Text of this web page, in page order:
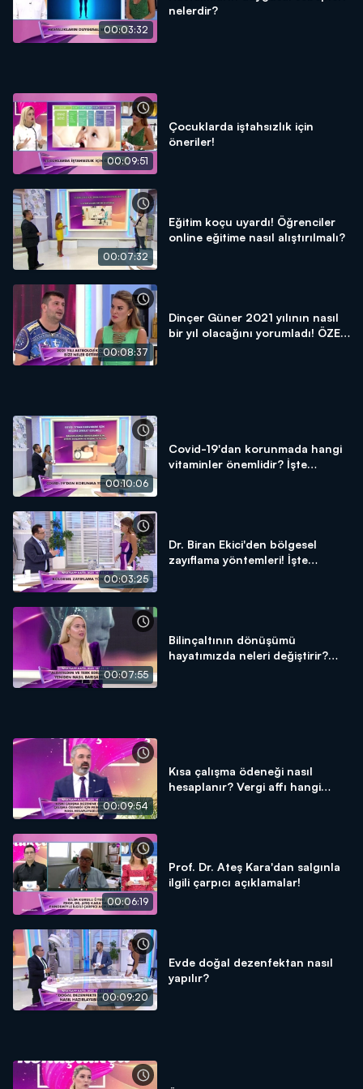
00:03:32
nelerdir?
00:09:51
Çocuklarda iştahsızlık için
öneriler!
00:07:32
Eğitim koçu uyardı! Öğrenciler
online eğitime nasıl alıştırılmalı?
00:08:37
Dinçer Güner 2021 yılının nasıl
bir yıl olacağını yorumladı! ÖZEL
00:10:06
Covid-19'dan korunmada hangi
vitaminler önemlidir? İşte
00:03:25
Dr. Biran Ekici'den bölgesel
zayıflama yöntemleri! İşte
00:07:55
Bilinçaltının dönüşümü
hayatımızda neleri değiştirir?
00:09:54
Kısa çalışma ödeneği nasıl
hesaplanır? Vergi affı hangi
00:06:19
Prof. Dr. Ateş Kara'dan salgınla
ilgili çarpıcı açıklamalar!
00:09:20
Evde doğal dezenfektan nasıl
yapılır?